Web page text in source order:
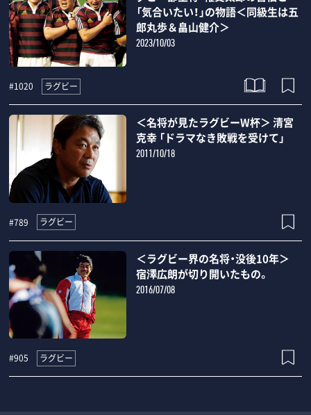
「気合いたい！」の物語＜同級生は五
郎丸歩＆畠山健介＞
2023/10/03
#1020 ラグビー
＜名将が見たラグビーW杯＞ 清宮
克幸 「ドラマなき敗戦を受けて」
2011/10/18
#789 ラグビー
＜ラグビー界の名将・没後10年＞
宿澤広朗が切り開いたもの。
2016/07/08
#905 ラグビー